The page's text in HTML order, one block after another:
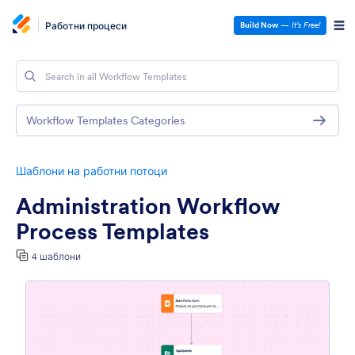
Работни процеси Build Now — It’s Free!
Шаблони на работни потоци
Administration Workflow
Process Templates
4 шаблони
Workflow Templates Categories